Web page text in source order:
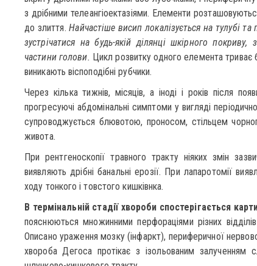
з дрібними телеангіоектазіями. Елементи
до злиття.Найчастіше висип локалізується на тулубі
зустрічатися на будь-якій ділянці шкірного
частини голови. Цикл розвитку одного елемента триває
виникають віспоподібні рубчики.
Через кілька тижнів, місяців, а іноді і років після
прогресуючі абдомінальні симптоми у вигляді
супроводжується блювотою, проносом, стільцем
живота.
При рентгеноскопії травного тракту ніяких змін
виявляють дрібні банальні ерозії. При лапаротомії
ходу тонкого і товстого кишківнка.
В термінальній стадії хвороби спостерігається
пояснюються множинними перфораціями різних
Описано ураження мозку (інфаркт), периферичної
хвороба Дегоса протікає з ізольованим